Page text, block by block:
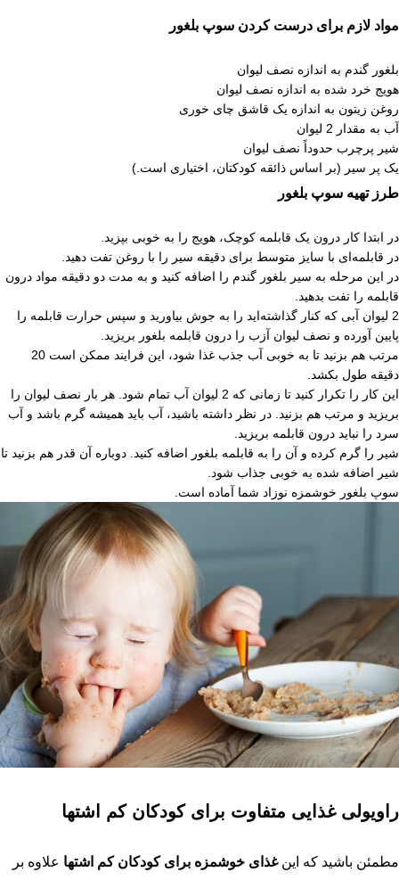
مواد لازم برای درست کردن سوپ بلغور
بلغور گندم به اندازه نصف لیوان
هویج خرد شده به اندازه نصف لیوان
روغن زیتون به اندازه یک قاشق چای خوری
آب به مقدار 2 لیوان
شیر پرچرب حدوداً نصف لیوان
یک پر سیر (بر اساس ذائقه کودکتان، اختیاری است.)
طرز تهیه سوپ بلغور
در ابتدا کار درون یک قابلمه کوچک، هویج را به خوبی بپزید.
در قابلمه‌ای با سایز متوسط برای دقیقه سیر را با روغن تفت دهید.
در این مرحله به سیر بلغور گندم را اضافه کنید و به مدت دو دقیقه مواد درون
قابلمه را تفت بدهید.
2 لیوان آبی که کنار گذاشته‌اید را به جوش بیاورید و سپس حرارت قابلمه را
پایین آورده و نصف لیوان آزب را درون قابلمه بلغور بریزید.
مرتب هم بزنید تا به خوبی آب جذب غذا شود، این فرایند ممکن است 20
دقیقه طول بکشد.
این کار را تکرار کنید تا زمانی که 2 لیوان آب تمام شود. هر بار نصف لیوان را
بریزید و مرتب هم بزنید. در نظر داشته باشید، آب باید همیشه گرم باشد و آب
سرد را نباید درون قابلمه بریزید.
شیر را گرم کرده و آن را به قابلمه بلغور اضافه کنید. دوباره آن قدر هم بزنید تا
شیر اضافه شده به خوبی جذاب شود.
سوپ بلغور خوشمزه نوزاد شما آماده است.
راویولی غذایی متفاوت برای کودکان کم اشتها
مطمئن باشید که اینغذای خوشمزه برای کودکان کم اشتها علاوه بر